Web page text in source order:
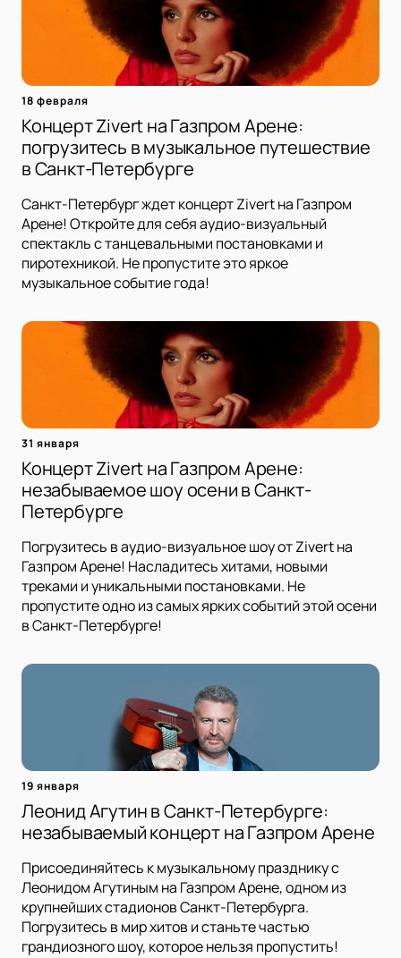
18 февраля
Концерт Zivert на Газпром Арене:
погрузитесь в музыкальное путешествие
в Санкт-Петербурге
Санкт-Петербург ждет концерт Zivert на Газпром
Арене! Откройте для себя аудио-визуальный
спектакль с танцевальными постановками и
пиротехникой. Не пропустите это яркое
музыкальное событие года!
31 января
Концерт Zivert на Газпром Арене:
незабываемое шоу осени в Санкт-
Петербурге
Погрузитесь в аудио-визуальное шоу от Zivert на
Газпром Арене! Насладитесь хитами, новыми
треками и уникальными постановками. Не
пропустите одно из самых ярких событий этой осени
в Санкт-Петербурге!
19 января
Леонид Агутин в Санкт-Петербурге:
незабываемый концерт на Газпром Арене
Присоединяйтесь к музыкальному празднику с
Леонидом Агутиным на Газпром Арене, одном из
крупнейших стадионов Санкт-Петербурга.
Погрузитесь в мир хитов и станьте частью
грандиозного шоу, которое нельзя пропустить!